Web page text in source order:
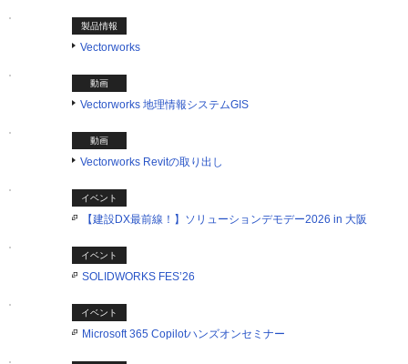
製品情報
Vectorworks
動画
Vectorworks 地理情報システムGIS
動画
Vectorworks Revitの取り出し
イベント
【建設DX最前線！】ソリューションデモデー2026 in 大阪
イベント
SOLIDWORKS FES’26
イベント
Microsoft 365 Copilotハンズオンセミナー